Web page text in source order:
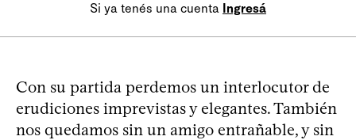
Si ya tenés una cuenta Ingresá
Con su partida perdemos un interlocutor de
erudiciones imprevistas y elegantes. También
nos quedamos sin un amigo entrañable, y sin